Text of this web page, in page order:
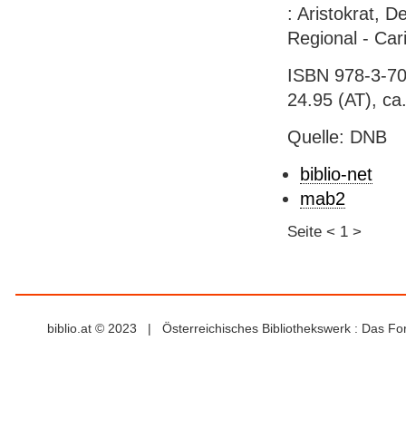
: Aristokrat,
Regional -
ISBN 978-3-
24.95 (AT),
Quelle: DNB
biblio-net
mab2
Seite < 1 >
biblio.at © 2023 | Österreichisches Bibliothekswerk : Das